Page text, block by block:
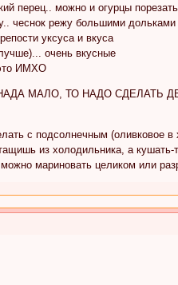
перец.. можно и огурцы
чеснок режу большими
уксуса и вкуса
очень вкусные
ИМХО
МАЛО, ТО НАДО СДЕЛАТЬ
с подсолнечным (оливковое в
из холодильника, а кушать-
мариновать целиком или